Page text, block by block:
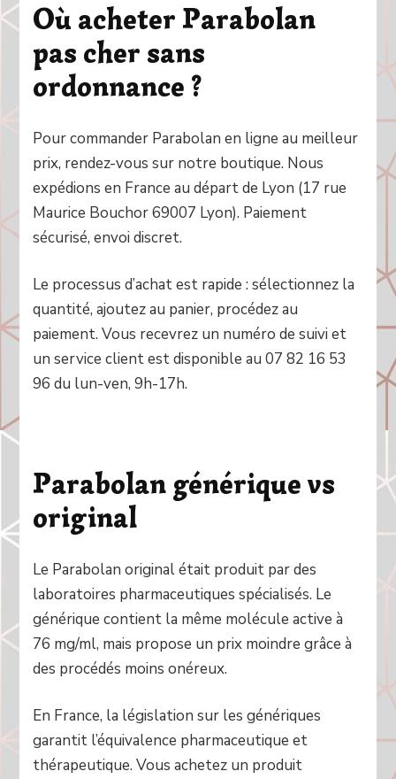
Où acheter Parabolan
pas cher sans
ordonnance ?
Pour commander Parabolan en ligne au meilleur
prix, rendez-vous sur notre boutique. Nous
expédions en France au départ de Lyon (17 rue
Maurice Bouchor 69007 Lyon). Paiement
sécurisé, envoi discret.
Le processus d’achat est rapide : sélectionnez la
quantité, ajoutez au panier, procédez au
paiement. Vous recevrez un numéro de suivi et
un service client est disponible au 07 82 16 53
96 du lun-ven, 9h-17h.
Parabolan générique vs
original
Le Parabolan original était produit par des
laboratoires pharmaceutiques spécialisés. Le
générique contient la même molécule active à
76 mg/ml, mais propose un prix moindre grâce à
des procédés moins onéreux.
En France, la législation sur les génériques
garantit l’équivalence pharmaceutique et
thérapeutique. Vous achetez un produit